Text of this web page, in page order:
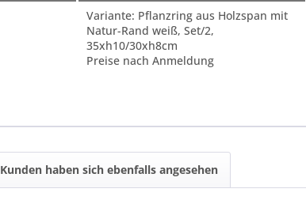
Variante: Pflanzring aus Holzspan mit
Natur-Rand weiß, Set/2,
35xh10/30xh8cm
Preise nach Anmeldung
Kunden haben sich ebenfalls angesehen